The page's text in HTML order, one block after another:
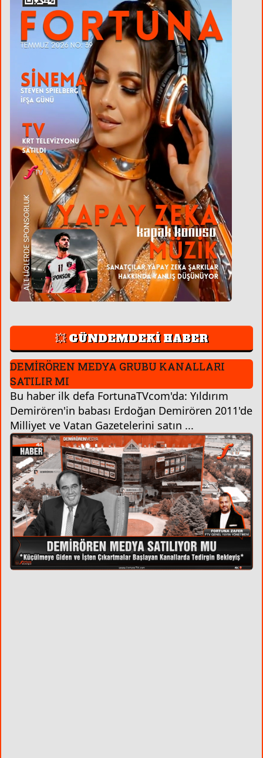
💥 GÜNDEMDEKİ HABER
DEMİRÖREN MEDYA GRUBU KANALLARI
SATILIR MI
Bu haber ilk defa FortunaTVcom'da: Yıldırım
Demirören'in babası Erdoğan Demirören 2011'de
Milliyet ve Vatan Gazetelerini satın ...